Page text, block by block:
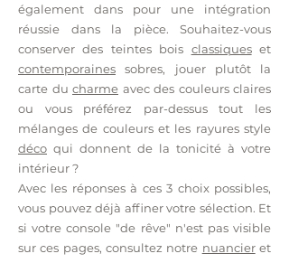
également dans pour une intégration
réussie dans la pièce. Souhaitez-vous
conserver des teintes bois classiqueset
contemporaines sobres, jouer plutôt la
carte du charme avec des couleurs claires
ou vous préférez par-dessus tout les
mélanges de couleurs et les rayures style
déco qui donnent de la tonicité à votre
intérieur ?
Avec les réponses à ces 3 choix possibles,
vous pouvez déjà affiner votre sélection. Et
si votre console "de rêve" n'est pas visible
sur ces pages, consultez notre nuancieret